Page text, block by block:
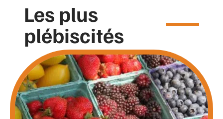
Les plus
plébiscités